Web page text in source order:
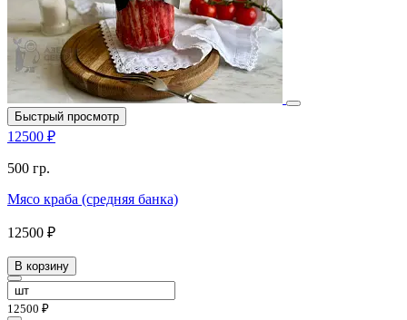
Быстрый просмотр
12500 ₽
500 гр.
Мясо краба (средняя банка)
12500 ₽
В корзину
12500 ₽